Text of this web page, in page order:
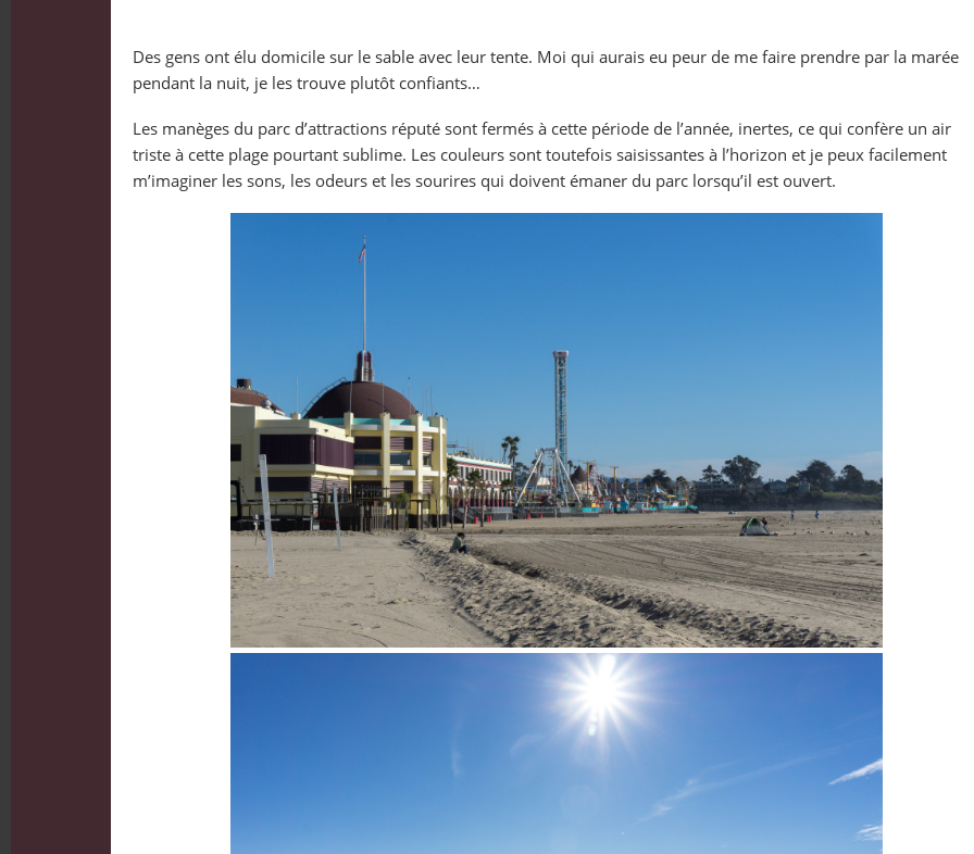
Des gens ont élu domicile sur le sable avec leur tente. Moi qui aurais eu peur de me faire prendre par la marée
pendant la nuit, je les trouve plutôt confiants…
Les manèges du parc d’attractions réputé sont fermés à cette période de l’année, inertes, ce qui confère un air
triste à cette plage pourtant sublime. Les couleurs sont toutefois saisissantes à l’horizon et je peux facilement
m’imaginer les sons, les odeurs et les sourires qui doivent émaner du parc lorsqu’il est ouvert.